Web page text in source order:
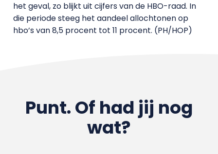
het geval, zo blijkt uit cijfers van de HBO-raad. In
die periode steeg het aandeel allochtonen op
hbo’s van 8,5 procent tot 11 procent. (PH/HOP)
Punt. Of had jij nog
wat?